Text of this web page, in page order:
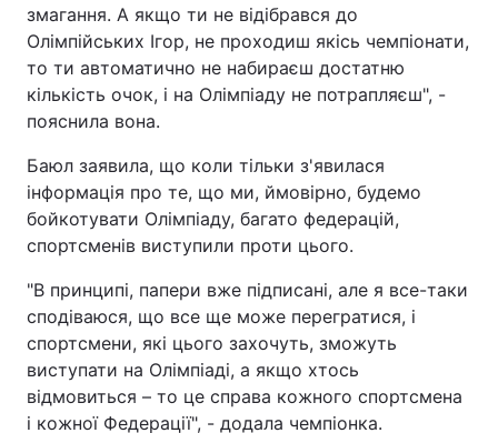
змагання. А якщо ти не відібрався до
Олімпійських Ігор, не проходиш якісь чемпіонати,
то ти автоматично не набираєш достатню
кількість очок, і на Олімпіаду не потрапляєш", -
пояснила вона.
Баюл заявила, що коли тільки з'явилася
інформація про те, що ми, ймовірно, будемо
бойкотувати Олімпіаду, багато федерацій,
спортсменів виступили проти цього.
"В принципі, папери вже підписані, але я все-таки
сподіваюся, що все ще може перегратися, і
спортсмени, які цього захочуть, зможуть
виступати на Олімпіаді, а якщо хтось
відмовиться – то це справа кожного спортсмена
і кожної Федерації", - додала чемпіонка.